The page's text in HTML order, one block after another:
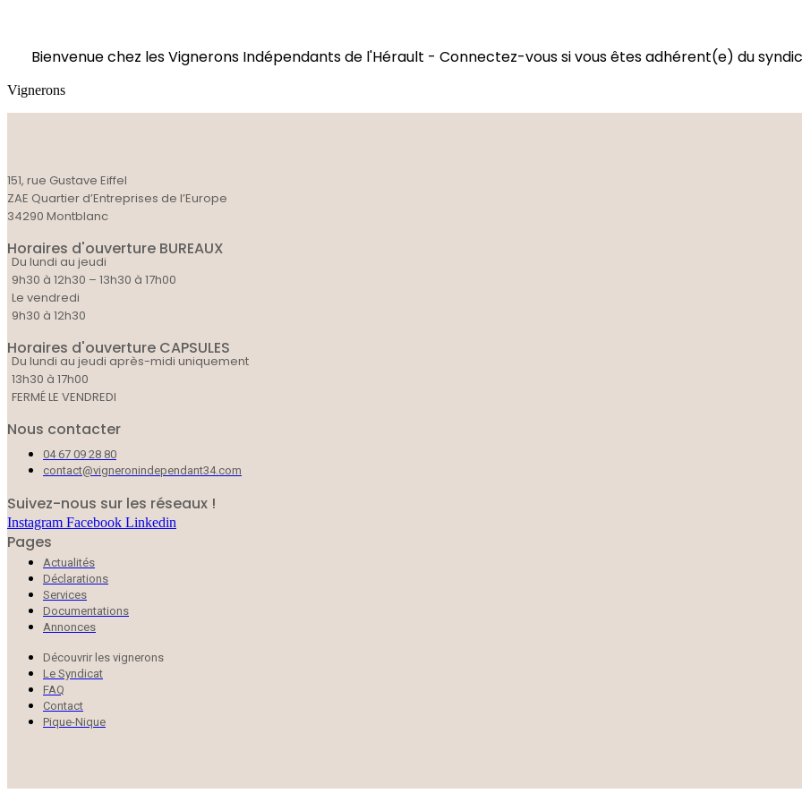
Bienvenue chez les Vignerons Indépendants de l'Hérault - Connectez-vous si vous êtes adhérent(e) du
Vignerons
151, rue Gustave Eiffel
ZAE Quartier d’Entreprises de l’Europe
34290 Montblanc
Horaires d'ouverture BUREAUX
Du lundi au jeudi
9h30 à 12h30 – 13h30 à 17h00
Le vendredi
9h30 à 12h30
Horaires d'ouverture CAPSULES
Du lundi au jeudi après-midi uniquement
13h30 à 17h00
FERMÉ LE VENDREDI
Nous contacter
04 67 09 28 80
contact@vigneronindependant34.com
Suivez-nous sur les réseaux !
Instagram Facebook Linkedin
Pages
Actualités
Déclarations
Services
Documentations
Annonces
Découvrir les vignerons
Le Syndicat
FAQ
Contact
Pique-Nique